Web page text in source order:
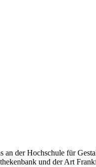
der Hochschule für
und der Art